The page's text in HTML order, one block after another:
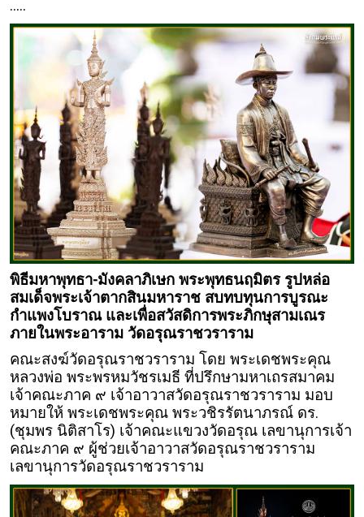
.....
พิธีมหาพุทธา-มังคลาภิเษก พระพุทธนฤมิตร รูปหล่อ
สมเด็จพระเจ้าตากสินมหาราช สบทบทุนการบูรณะ
กำแพงโบราณ และเพื่อสวัสดิการพระภิกษุสามเณร
ภายในพระอาราม วัดอรุณราชวราราม
คณะสงฆ์วัดอรุณราชวราราม โดย พระเดชพระคุณ
หลวงพ่อ พระพรหมวัชรเมธี ที่ปรึกษามหาเถรสมาคม
เจ้าคณะภาค ๙ เจ้าอาวาสวัดอรุณราชวราราม มอบ
หมายให้ พระเดชพระคุณ พระวชิรรัตนาภรณ์ ดร.
(ชุมพร นิติสาโร) เจ้าคณะแขวงวัดอรุณ เลขานุการเจ้า
คณะภาค ๙ ผู้ช่วยเจ้าอาวาสวัดอรุณราชวราราม
เลขานุการวัดอรุณราชวราราม